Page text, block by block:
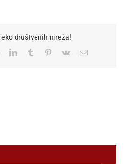
društvenih mreža!
LinkedInTumblr Pinterest
Vk Email